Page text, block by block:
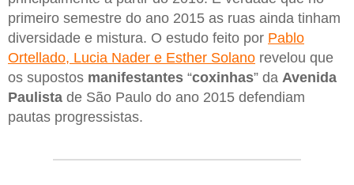
primeiro semestre do ano 2015 as ruas ainda tinham
diversidade e mistura. O estudo feito por Pablo
Ortellado, Lucia Nader e Esther Solano revelou que
os supostos manifestantes “coxinhas” da Avenida
Paulista de São Paulo do ano 2015 defendiam
pautas progressistas.